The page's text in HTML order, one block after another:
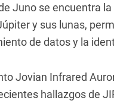
Juno se encuentra
y sus lunas,
de datos y la
Jovian Infrared
hallazgos de